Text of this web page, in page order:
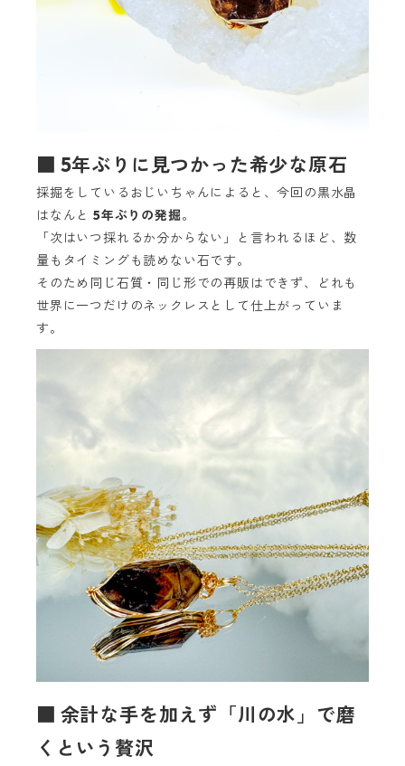
■ 5年ぶりに見つかった希少な原石
採掘をしているおじいちゃんによると、今回の黒水晶
はなんと 5年ぶりの発掘。
「次はいつ採れるか分からない」と言われるほど、数
量もタイミングも読めない石です。
そのため同じ石質・同じ形での再販はできず、どれも
世界に一つだけのネックレスとして仕上がっていま
す。
■ 余計な手を加えず「川の水」で磨
くという贅沢